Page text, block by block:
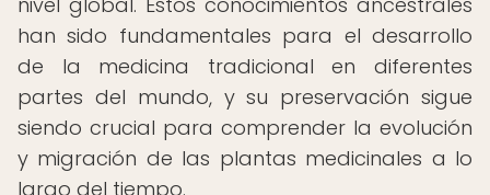
han sido fundamentales para el desarrollo
de la medicina tradicional en diferentes
partes del mundo, y su preservación sigue
siendo crucial para comprender la evolución
y migración de las plantas medicinales a lo
largo del tiempo.